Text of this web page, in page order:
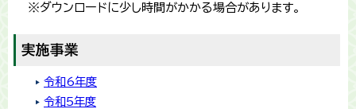
※ダウンロードに少し時間がかかる場合があります。
実施事業
令和6年度
令和5年度